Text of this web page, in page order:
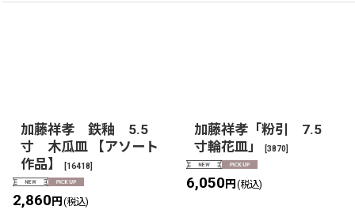
加藤祥孝 鉄釉 5.5
寸 木瓜皿 【アソート
作品】
[16418]
2,860円 (税込)
加藤祥孝「粉引 7.5
寸輪花皿」
[3870]
6,050円 (税込)